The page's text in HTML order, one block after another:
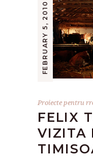
FEBRUARY 5, 2010
Proiecte pentru
FELIX
VIZITA